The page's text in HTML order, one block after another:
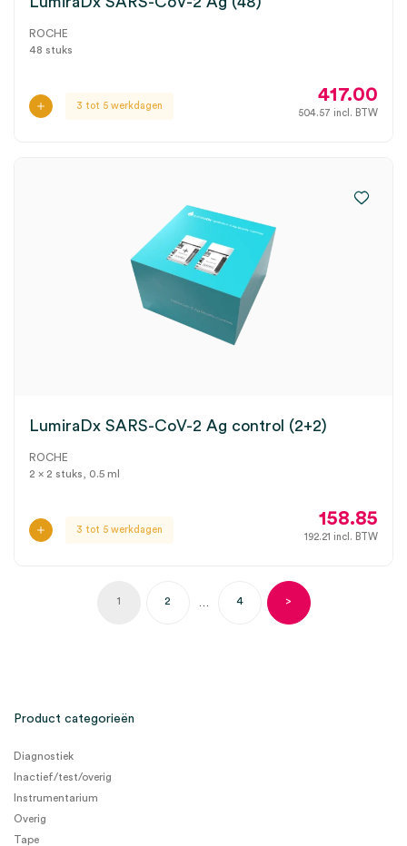
ROCHE
48 stuks
3 tot 5 werkdagen
417.00
504.57 incl. BTW
LumiraDx SARS-CoV-2 Ag control (2+2)
ROCHE
2 x 2 stuks, 0.5 ml
3 tot 5 werkdagen
158.85
192.21 incl. BTW
1 2 4 >
Product categorieën
Diagnostiek
Inactief/test/overig
Instrumentarium
Overig
Tape